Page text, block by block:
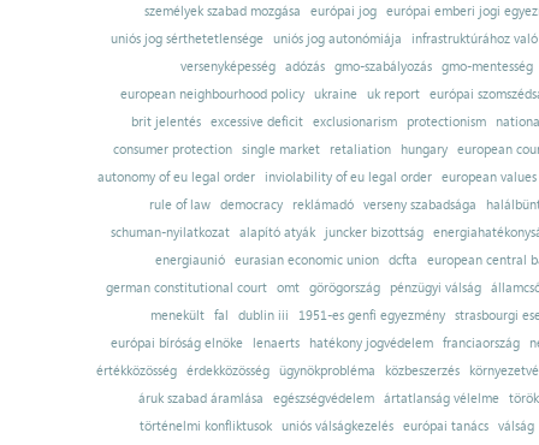
személyek szabad mozgása
európai jog európai emberi jogi
uniós jog sérthetetlensége uniós jog autonómiája
infrastruktúrához
versenyképesség adózás gmo-szabályozás gmo-mentesség
european neighbourhood policy
ukraine uk report
európai
brit jelentés excessive deficit exclusionarism protectionism
consumer protection
single market retaliation hungary
european
autonomy of eu legal order
inviolability of eu legal order
european values
rule of law
democracy reklámadó verseny szabadsága
schuman-nyilatkozat alapító atyák juncker bizottság
energiaunió eurasian economic union dcfta
european central
german constitutional court
omt görögország pénzügyi válság
menekült
fal dublin iii 1951-es genfi egyezmény
strasbourgi
európai bíróság elnöke
lenaerts hatékony jogvédelem franciaország
értékközösség
érdekközösség ügynökprobléma közbeszerzés
áruk szabad áramlása
egészségvédelem ártatlanság vélelme
történelmi konfliktusok uniós válságkezelés európai tanács válság